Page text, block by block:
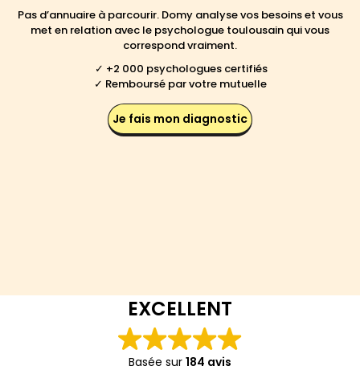
Pas d’annuaire à parcourir. Domy analyse vos besoins et vous
met en relation avec le psychologue toulousain qui vous
correspond vraiment.
✓ +2 000 psychologues certifiés
✓ Remboursé par votre mutuelle
Je fais mon diagnostic
EXCELLENT
Basée sur 184 avis